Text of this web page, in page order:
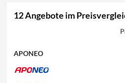
12 Angebote im
APONEO